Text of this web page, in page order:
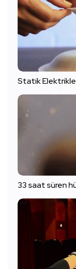
Statik
33 saat süren